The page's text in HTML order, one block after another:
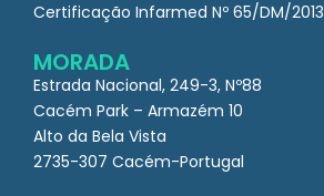
Certificação Infarmed Nº 65/DM/2013
MORADA
Estrada Nacional, 249-3, Nº88
Cacém Park – Armazém 10
Alto da Bela Vista
2735-307 Cacém-Portugal